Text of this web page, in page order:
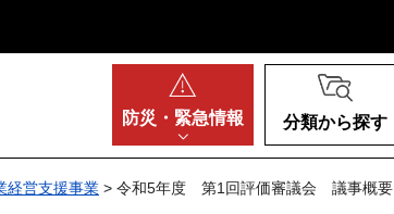
防災・ 緊急情報 分類から探す
経営支援事業 > 令和5年度 第1回評価審議会 議事概要